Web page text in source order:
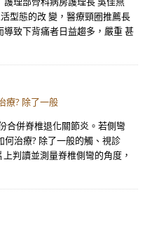
型態的改 變，醫療頸圈推薦長
致下背痛者日益趨多，嚴重 甚
療? 除了一般
合併脊椎退化關節炎。若側彎
何治療? 除了一般的觸、視診
判讀並測量脊椎側彎的角度，